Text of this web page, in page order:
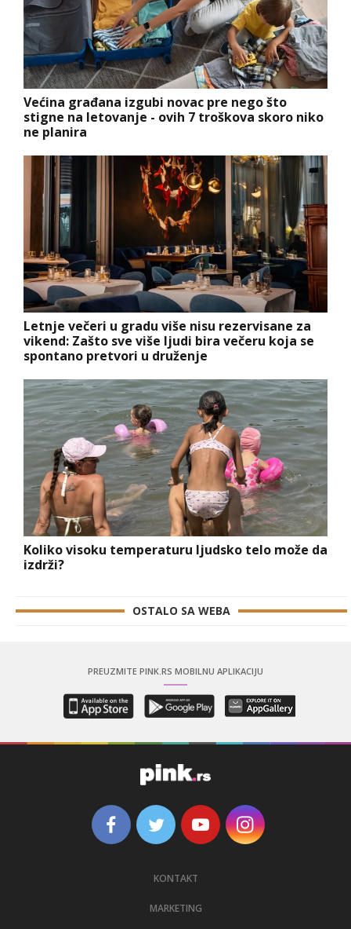
Većina građana izgubi novac pre nego što
stigne na letovanje - ovih 7 troškova skoro niko
ne planira
Letnje večeri u gradu više nisu rezervisane za
vikend: Zašto sve više ljudi bira večeru koja se
spontano pretvori u druženje
Koliko visoku temperaturu ljudsko telo može da
izdrži?
OSTALO SA WEBA
PREUZMITE PINK.RS MOBILNU APLIKACIJU
KONTAKT
MARKETING